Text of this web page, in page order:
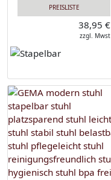
PREISLISTE
38,95 €
zzgl. Mwst